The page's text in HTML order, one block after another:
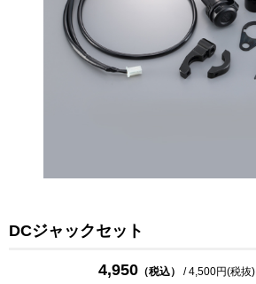
DCジャックセット
4,950（税込） / 4,500円(税抜)